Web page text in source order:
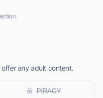
any adult content.